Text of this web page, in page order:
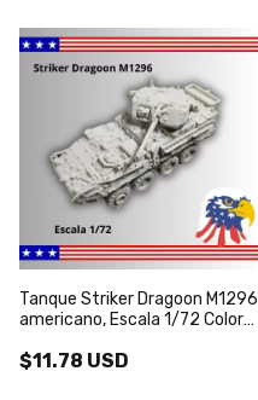
Tanque Striker Dragoon M1296
americano, Escala 1/72 Color
$11.78 USD